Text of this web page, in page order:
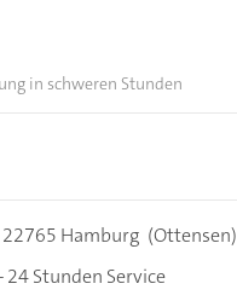
in schweren Stunden
22765 Hamburg (Ottensen)
24 Stunden Service